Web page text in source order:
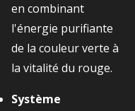
en combinant
l'énergie purifiante
de la couleur verte à
la vitalité du rouge.
Système